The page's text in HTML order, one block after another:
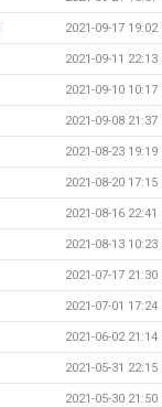
2021-09-17 19:02
2021-09-11 22:13
2021-09-10 10:17
2021-09-08 21:37
2021-08-23 19:19
2021-08-20 17:15
2021-08-16 22:41
2021-08-13 10:23
2021-07-17 21:30
2021-07-01 17:24
2021-06-02 21:14
2021-05-31 22:15
2021-05-30 21:50